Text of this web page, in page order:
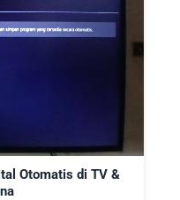
Otomatis di TV &